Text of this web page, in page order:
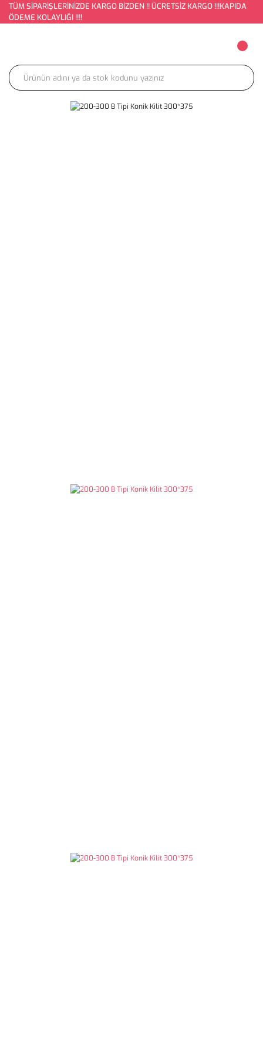
TÜM SİPARİŞLERİNİZDE KARGO BİZDEN !! ÜCRETSİZ KARGO !!!KAPIDA
ÖDEME KOLAYLIĞI !!!!